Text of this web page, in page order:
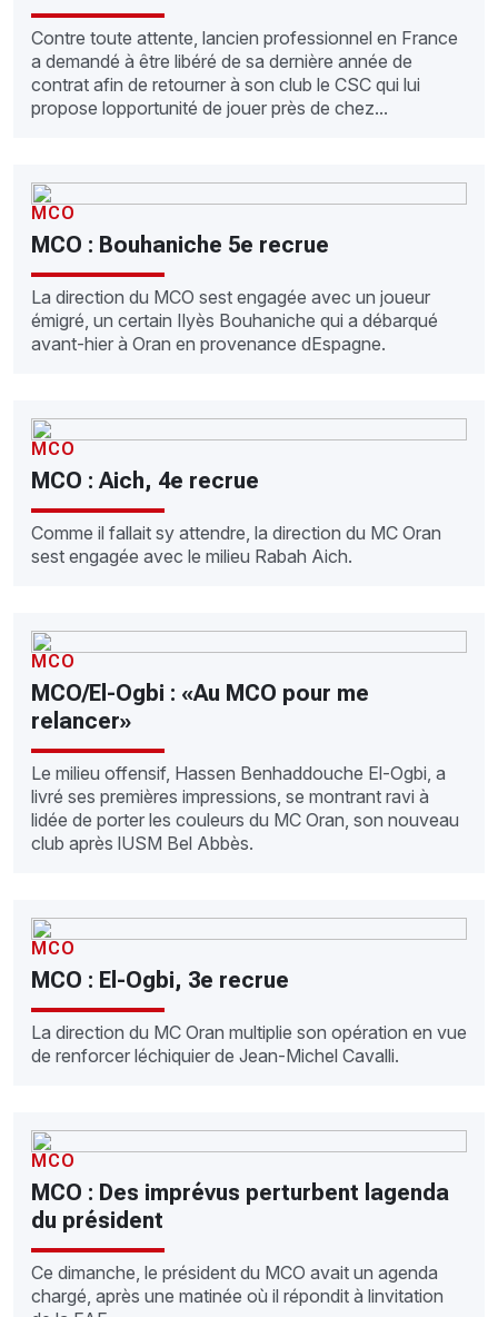
Contre toute attente, lancien professionnel en France
a demandé à être libéré de sa dernière année de
contrat afin de retourner à son club le CSC qui lui
propose lopportunité de jouer près de chez...
MCO
MCO : Bouhaniche 5e recrue
La direction du MCO sest engagée avec un joueur
émigré, un certain Ilyès Bouhaniche qui a débarqué
avant-hier à Oran en provenance dEspagne.
MCO
MCO : Aich, 4e recrue
Comme il fallait sy attendre, la direction du MC Oran
sest engagée avec le milieu Rabah Aich.
MCO
MCO/El-Ogbi : «Au MCO pour me
relancer»
Le milieu offensif, Hassen Benhaddouche El-Ogbi, a
livré ses premières impressions, se montrant ravi à
lidée de porter les couleurs du MC Oran, son nouveau
club après lUSM Bel Abbès.
MCO
MCO : El-Ogbi, 3e recrue
La direction du MC Oran multiplie son opération en vue
de renforcer léchiquier de Jean-Michel Cavalli.
MCO
MCO : Des imprévus perturbent lagenda
du président
Ce dimanche, le président du MCO avait un agenda
chargé, après une matinée où il répondit à linvitation